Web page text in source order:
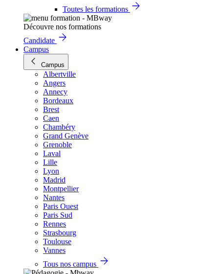
Toutes les formations
Découvre nos formations
Candidate
Campus
Campus
Albertville
Angers
Annecy
Bordeaux
Brest
Caen
Chambéry
Grand Genève
Grenoble
Laval
Lille
Lyon
Madrid
Montpellier
Nantes
Paris Ouest
Paris Sud
Rennes
Strasbourg
Toulouse
Vannes
Tous nos campus